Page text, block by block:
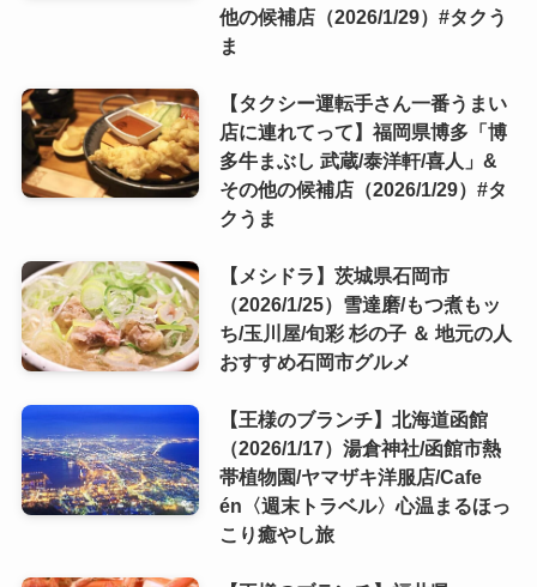
他の候補店（2026/1/29）#タクう
ま
【タクシー運転手さん一番うまい
店に連れてって】福岡県博多「博
多牛まぶし 武蔵/泰洋軒/喜人」&
その他の候補店（2026/1/29）#タ
クうま
【メシドラ】茨城県石岡市
（2026/1/25）雪達磨/もつ煮もッ
ち/玉川屋/旬彩 杉の子 ＆ 地元の人
おすすめ石岡市グルメ
【王様のブランチ】北海道函館
（2026/1/17）湯倉神社/函館市熱
帯植物園/ヤマザキ洋服店/Cafe
én〈週末トラベル〉心温まるほっ
こり癒やし旅